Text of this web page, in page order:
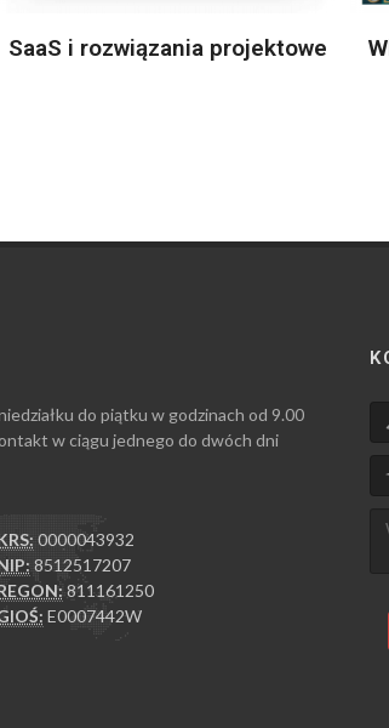
SaaS i rozwiązania projektowe
do piątku w godzinach od 9.00
w ciągu jednego do dwóch dni
0000043932
8512517207
811161250
E0007442W